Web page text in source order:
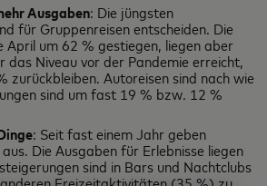
Ausgaben: Die jüngsten
für Gruppenreisen entscheiden. Die
um 62 % gestiegen, liegen aber
das Niveau vor der Pandemie erreicht,
zurückbleiben. Autoreisen sind nach wie
sind um fast 19 % bzw. 12 %
: Seit fast einem Jahr geben
Die Ausgaben für Erlebnisse liegen
sind in Bars und Nachtclubs